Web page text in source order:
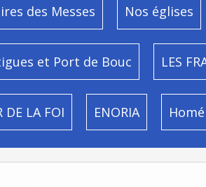
des Messes Nos églises
et Port de Bouc LES
DE LA FOI ENORIA